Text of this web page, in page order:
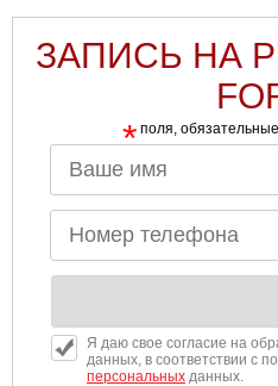
ЗАПИСЬ НА
* поля,
Я даю свое согласие на
данных, в соответствии с
персональныхданных.